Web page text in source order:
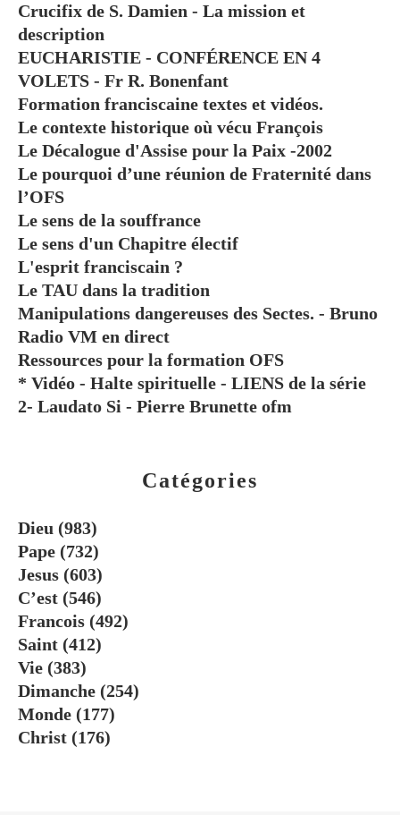
Catégories
Dieu (983)
Pape (732)
Jesus (603)
C’est (546)
Francois (492)
Saint (412)
Vie (383)
Dimanche (254)
Monde (177)
Christ (176)
Crucifix de S. Damien - La mission et
description
EUCHARISTIE - CONFÉRENCE EN 4
VOLETS - Fr R. Bonenfant
Formation franciscaine textes et vidéos.
Le contexte historique où vécu François
Le Décalogue d'Assise pour la Paix -2002
Le pourquoi d’une réunion de Fraternité dans
l’OFS
Le sens de la souffrance
Le sens d'un Chapitre électif
L'esprit franciscain ?
Le TAU dans la tradition
Manipulations dangereuses des Sectes. - Bruno
Radio VM en direct
Ressources pour la formation OFS
* Vidéo - Halte spirituelle - LIENS de la série
2- Laudato Si - Pierre Brunette ofm